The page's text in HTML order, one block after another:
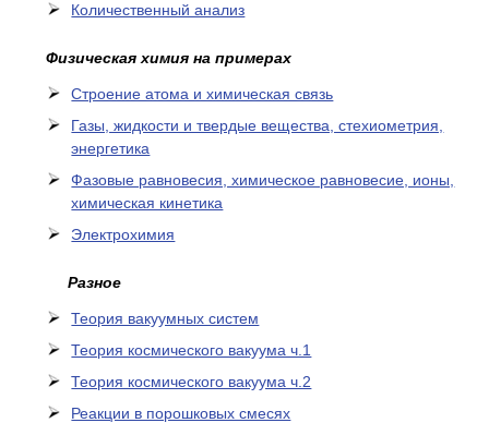
Количественный анализ
Физическая химия на примерах
Cтроение атома и химическая связь
Газы, жидкости и твердые вещества, стехиометрия,
энергетика
Фазовые равновесия, химическое равновесие, ионы,
химическая кинетика
Электрохимия
Разное
Теория вакуумных систем
Теория космического вакуума ч.1
Теория космического вакуума ч.2
Реакции в порошковых смесях